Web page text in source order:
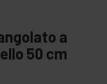
a
50 cm